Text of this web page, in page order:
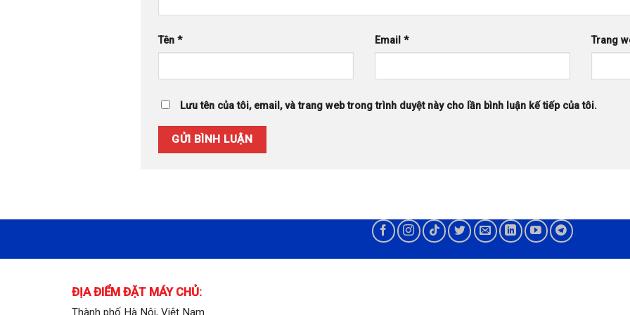
Tên * Email * Trang
Lưu tên của tôi, email, và trang web trong trình duyệt này cho lần bình luận kế tiếp của tôi.
ĐỊA ĐIỂM ĐẶT MÁY CHỦ:
Thành phố Hà Nội, Việt Nam